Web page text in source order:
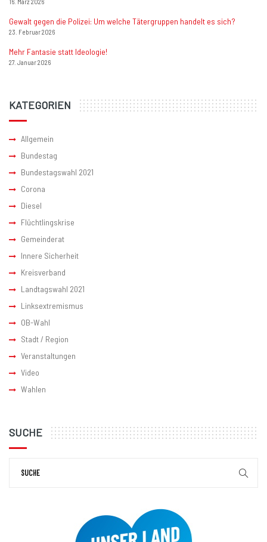
16. März 2026
Gewalt gegen die Polizei: Um welche Tätergruppen handelt es sich?
23. Februar 2026
Mehr Fantasie statt Ideologie!
27. Januar 2026
KATEGORIEN
Allgemein
Bundestag
Bundestagswahl 2021
Corona
Diesel
Flüchtlingskrise
Gemeinderat
Innere Sicherheit
Kreisverband
Landtagswahl 2021
Linksextremismus
OB-Wahl
Stadt / Region
Veranstaltungen
Video
Wahlen
SUCHE